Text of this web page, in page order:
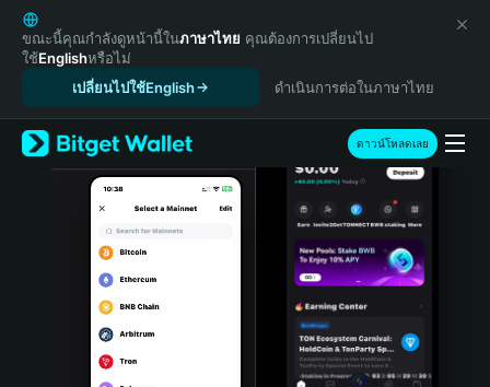
English
日本語
Tiếng Việt
Español (Latinoamérica)
Türkçe
Italiano
Português (Portugal)
Bahasa Indonesia
ขณะนี้คุณกำลังดูหน้านี้ในภาษาไทย คุณต้องการเปลี่ยนไป
ใช้Englishหรือไม่
เปลี่ยนไปใช้English
ดำเนินการต่อในภาษาไทย
ดาวน์โหลดเลย